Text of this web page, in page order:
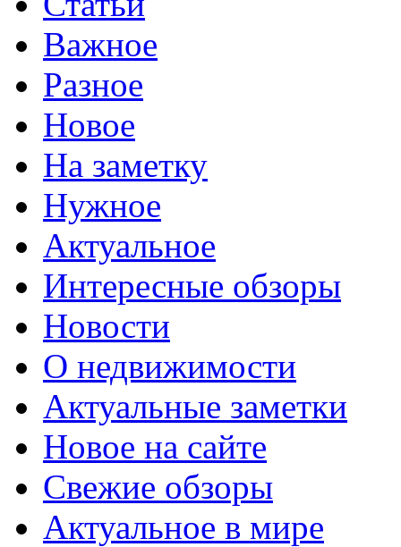
Важное
Разное
Новое
На заметку
Нужное
Актуальное
Интересные обзоры
Новости
О недвижимости
Актуальные заметки
Новое на сайте
Свежие обзоры
Актуальное в мире